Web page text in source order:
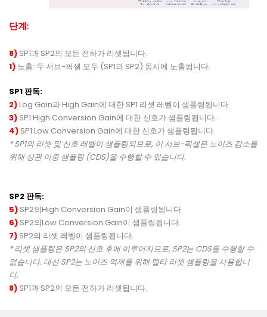
단계:
8) SP1과 SP2의 모든 전하가 리셋됩니다.
1) 노출: 두 서브-픽셀 모두 (SP1과 SP2) 동시에 노출됩니다.
SP1 판독:
2)Log Gain과 High Gain에 대한 SP1 리셋 레벨이 샘플링됩니다.
3) SP1 High Conversion Gain에 대한 신호가 샘플링됩니다.
4) SP1 Low Conversion Gain에 대한 신호가 샘플링됩니다.
* SP1의 리셋 및 신호 레벨이 샘플링되므로, 이 서브-픽셀은 노이즈 감소를
위해 상관 이중 샘플링 (CDS)을 수행할 수 있습니다.
SP2 판독:
5) SP2의High Conversion Gain이 샘플링됩니다.
6) SP2의Low Conversion Gain이 샘플링됩니다.
7) SP2의 리셋 레벨이 샘플링됩니다.
* 리셋 샘플링은 SP2의 신호 후에 이루어지므로, SP2는 CDS를 수행할 수
없습니다. 대신 SP2는 노이즈 억제를 위해 델타 리셋 샘플링을 사용합니
다.
8) SP1과 SP2의 모든 전하가 리셋됩니다.